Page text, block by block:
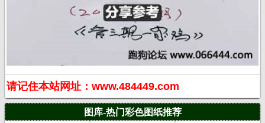
请记住本站网址：www.484449.com
图库-热门彩色图纸推荐